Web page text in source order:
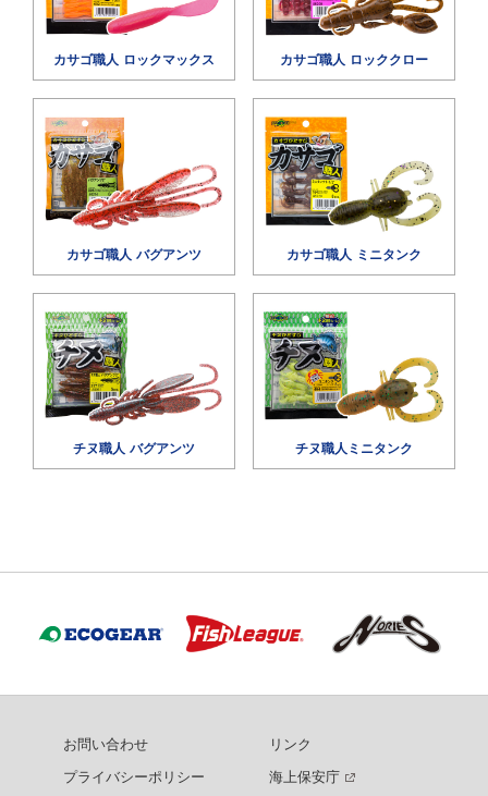
カサゴ職人 ロックマックス カサゴ職人 ロッククロー
カサゴ職人 バグアンツ カサゴ職人 ミニタンク
チヌ職人 バグアンツ チヌ職人ミニタンク
リンク
海上保安庁
お問い合わせ
プライバシーポリシー